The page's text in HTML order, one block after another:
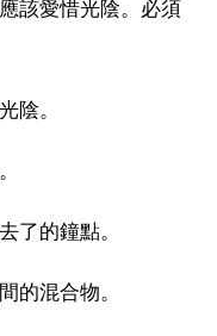
該愛惜光陰。必須
陰。
了的鐘點。
的混合物。